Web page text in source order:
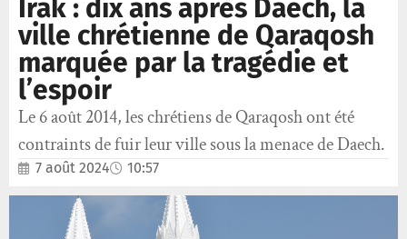
Irak : dix ans après Daech, la
ville chrétienne de Qaraqosh
marquée par la tragédie et
l’espoir
Le 6 août 2014, les chrétiens de Qaraqosh ont été
contraints de fuir leur ville sous la menace de Daech.
7 août 2024 10:57